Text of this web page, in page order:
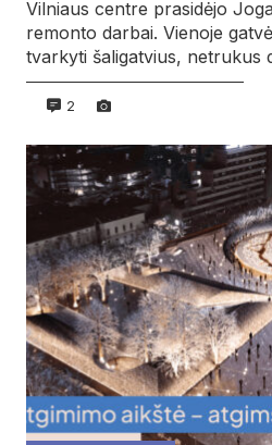
Vilniaus centre prasidėjo
remonto darbai. Vienoje
tvarkyti šaligatvius, netrukus
2